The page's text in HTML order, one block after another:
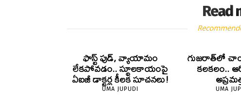
Read
ఫాస్ట్ ఫుడ్, వ్యాయామం
లేకపోవడం.. స్థూలకాయంపై
ఏఐజీ డాక్టర్ల కీలక సూచనలు!
UMA JUPUDI
గుజరాత్‌లో
కలకలం..
UMA